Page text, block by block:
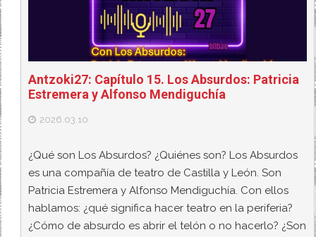
Antzoki27: Capítulo 15. Los Absurdos: Patricia
Estremera y Alfonso Mendiguchía
2026.03.10
¿Qué son Los Absurdos? ¿Quiénes son? Los Absurdos
es una compañía de teatro de Castilla y León. Son
Patricia Estremera y Alfonso Mendiguchía. Con ellos
hablamos: ¿qué significa hacer teatro en la periferia?
¿Cómo de absurdo es abrir el telón o no hacerlo? ¿Son